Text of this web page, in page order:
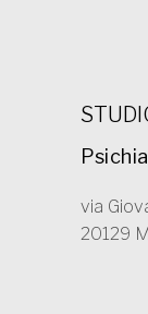
via
20129